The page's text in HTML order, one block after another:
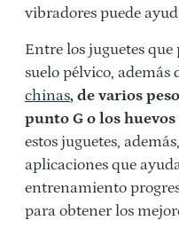
vibradores puede
Entre los juguetes
suelo pélvico, además
chinas, de varios
punto G o los
estos juguetes,
aplicaciones que
entrenamiento
para obtener los